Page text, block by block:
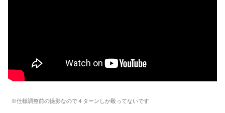
※仕様調整前の撮影なので４ターンしか殴ってないです